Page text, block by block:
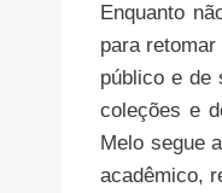
Enquanto
para
público e de
coleções e
Melo segue
acadêmico,